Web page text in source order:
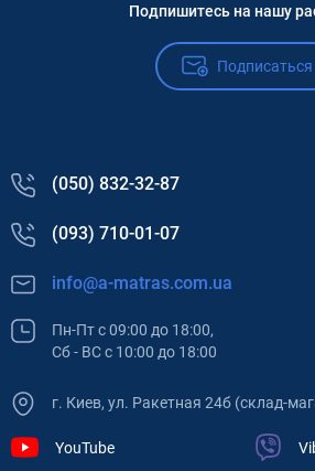
Подпишитесь на нашу
Подписаться
(050) 832-32-87
(093) 710-01-07
info@a-matras.com.ua
Пн-Пт с 09:00 до 18:00,
Сб - ВС с 10:00 до 18:00
г. Киев, ул. Ракетная 24б (склад-
YouTube